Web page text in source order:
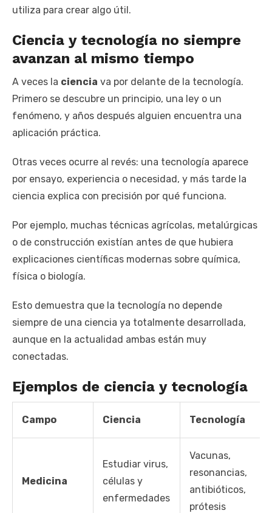
utiliza para crear algo útil.
Ciencia y tecnología no siempre
avanzan al mismo tiempo
A veces la ciencia va por delante de la tecnología.
Primero se descubre un principio, una ley o un
fenómeno, y años después alguien encuentra una
aplicación práctica.
Otras veces ocurre al revés: una tecnología aparece
por ensayo, experiencia o necesidad, y más tarde la
ciencia explica con precisión por qué funciona.
Por ejemplo, muchas técnicas agrícolas, metalúrgicas
o de construcción existían antes de que hubiera
explicaciones científicas modernas sobre química,
física o biología.
Esto demuestra que la tecnología no depende
siempre de una ciencia ya totalmente desarrollada,
aunque en la actualidad ambas están muy
conectadas.
Ejemplos de ciencia y tecnología
Campo Ciencia Tecnología
Medicina
Estudiar virus,
células y
enfermedades
Vacunas,
resonancias,
antibióticos,
prótesis